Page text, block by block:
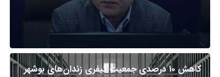
کاهش ۱۰ درصدی جمعیت کیفری زندان‌های بوشهر